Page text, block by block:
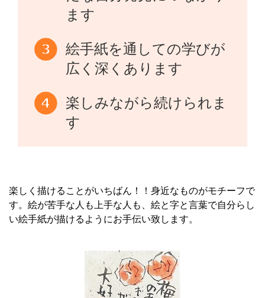
ます
絵手紙を通しての学びが
広く深くあります
楽しみながら続けられま
す
楽しく描けることがいちばん！！身近なものがモチーフで
す。絵が苦手な人も上手な人も、絵と字と言葉で自分らし
い絵手紙が描けるようにお手伝い致します。